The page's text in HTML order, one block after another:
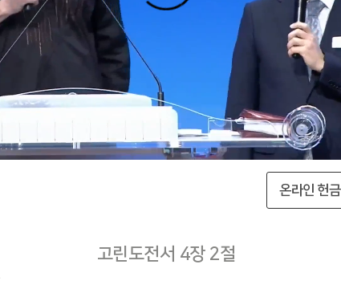
온라인 헌금
고린도전서 4장 2절